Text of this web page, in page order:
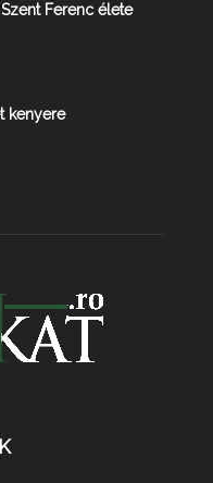
Ferenc élete
kenyere